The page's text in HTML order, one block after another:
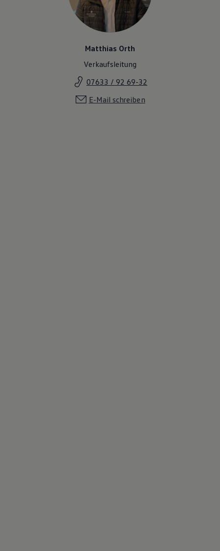
Lifestyle
Transport
Elektromobilität
Volkswagen R
Pannen- und Unfallhilfe
Volkswagen Kundenbetreuung
Matthias Orth
Verkaufsleitung
07633 / 92 69-32
E-Mail schreiben